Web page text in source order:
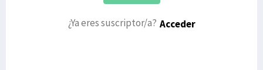
¿Ya eres suscriptor/a? Acceder